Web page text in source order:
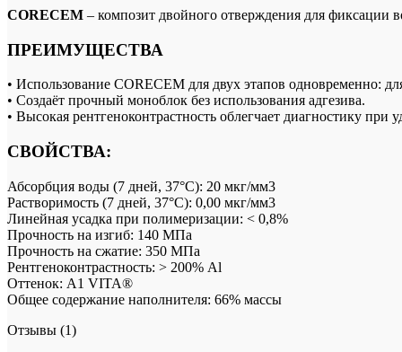
CORECEM – композит двойного отверждения для фиксации
ПРЕИМУЩЕСТВА
• Использование CORECEM для двух этапов одновременно:
• Создаёт прочный моноблок без использования адгезива.
• Высокая рентгеноконтрастность облегчает диагностику при
СВОЙСТВА:
Абсорбция воды (7 дней, 37°С): 20 мкг/мм3
Растворимость (7 дней, 37°С): 0,00 мкг/мм3
Линейная усадка при полимеризации: < 0,8%
Прочность на изгиб: 140 МПа
Прочность на сжатие: 350 МПа
Рентгеноконтрастность: > 200% Al
Оттенок: А1 VITA®
Общее содержание наполнителя: 66% массы
Отзывы (1)